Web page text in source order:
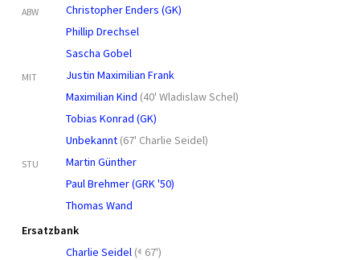
ABW
Christopher Enders (GK)
Phillip Drechsel
Sascha Gobel
MIT
Justin Maximilian Frank
Maximilian Kind (40' Wladislaw Schel)
Tobias Konrad (GK)
Unbekannt (67' Charlie Seidel)
STU
Martin Günther
Paul Brehmer (GRK '50)
Thomas Wand
Ersatzbank
Charlie Seidel ( 67')